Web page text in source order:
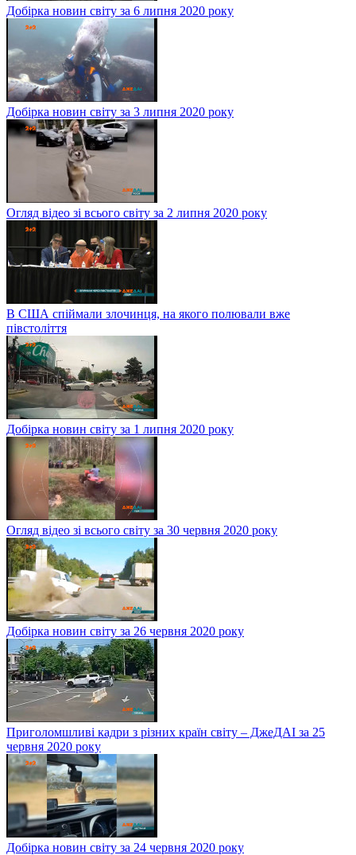
Добірка новин світу за 6 липня 2020 року
Добірка новин світу за 3 липня 2020 року
Огляд відео зі всього світу за 2 липня 2020 року
В США спіймали злочинця, на якого полювали вже
півстоліття
Добірка новин світу за 1 липня 2020 року
Огляд відео зі всього світу за 30 червня 2020 року
Добірка новин світу за 26 червня 2020 року
Приголомшливі кадри з різних країн світу – ДжеДАІ за 25
червня 2020 року
Добірка новин світу за 24 червня 2020 року